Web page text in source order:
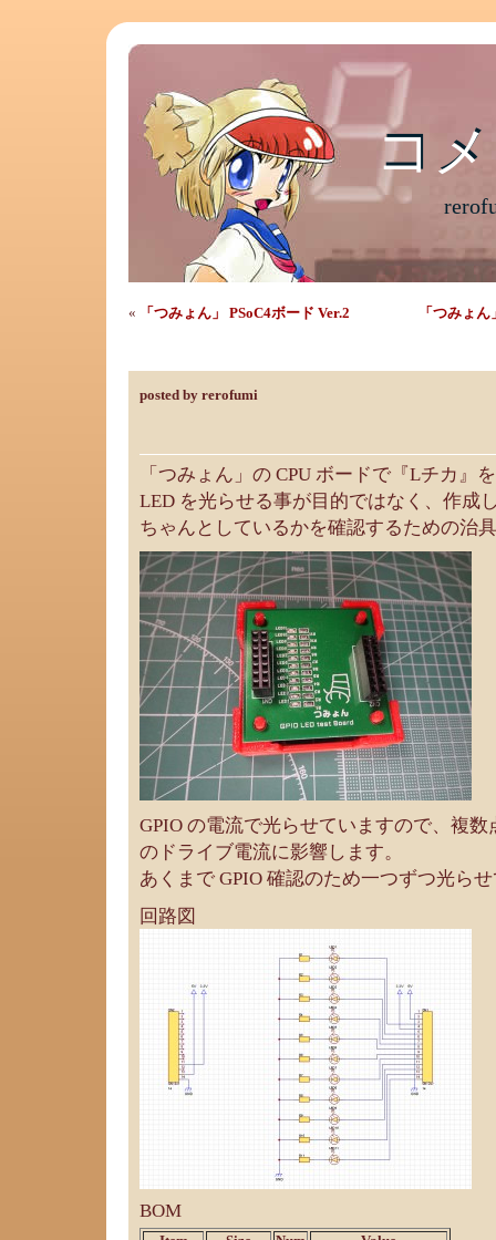
コ
コ
« 「つみょん」 PSoC4ボード Ver.2 「つみょ
posted by rerofumi
「つみょん」の CPU ボードで『Lチカ』
LED を光らせる事が目的ではなく、作成
ちゃんとしているかを確認するための治
GPIO の電流で光らせていますので、複
のドライブ電流に影響します。
あくまで GPIO 確認のため一つずつ光ら
回路図
BOM